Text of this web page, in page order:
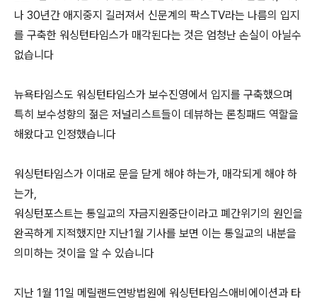
나 30년간 애지중지 길러져서 신문계의 팍스TV라는 나름의 입지
를 구축한 워싱턴타임스가 매각된다는 것은 엄청난 손실이 아닐수
없습니다
뉴욕타임스도 워싱턴타임스가 보수진영에서 입지를 구축했으며
특히 보수성향의 젊은 저널리스트들이 데뷰하는 론칭패드 역할을
해왔다고 인정했습니다
워싱턴타임스가 이대로 문을 닫게 해야 하는가, 매각되게 해야 하
는가,
워싱턴포스트는 통일교의 자금지원중단이라고 폐간위기의 원인을
완곡하게 지적했지만 지난1월 기사를 보면 이는 통일교의 내분을
의미하는 것이을 알 수 있습니다
지난 1월 11일 메릴랜드연방법원에 워싱턴타임스애비에이션과 타